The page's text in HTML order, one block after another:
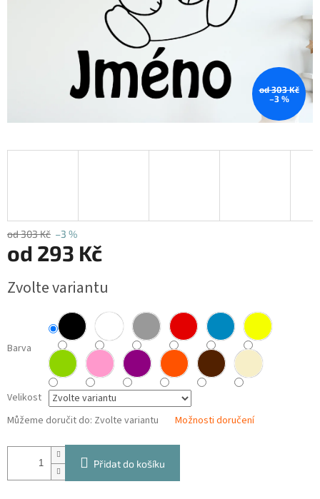
od 303 Kč
–3 %
od 303 Kč –3 %
od 293 Kč
cena:
Zvolte variantu
Barva
Velikost
Můžeme doručit do: Zvolte variantu Možnosti doručení
Přidat do košíku